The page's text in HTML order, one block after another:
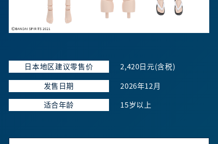
日本地区建议零售价 2,420日元(含税)
发售日期 2026年12月
适合年龄 15岁以上